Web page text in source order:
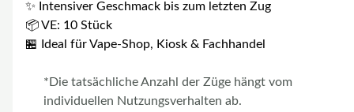
✨ Intensiver Geschmack bis zum letzten Zug
📦 VE: 10 Stück
🏪 Ideal für Vape-Shop, Kiosk & Fachhandel
*Die tatsächliche Anzahl der Züge hängt vom
individuellen Nutzungsverhalten ab.